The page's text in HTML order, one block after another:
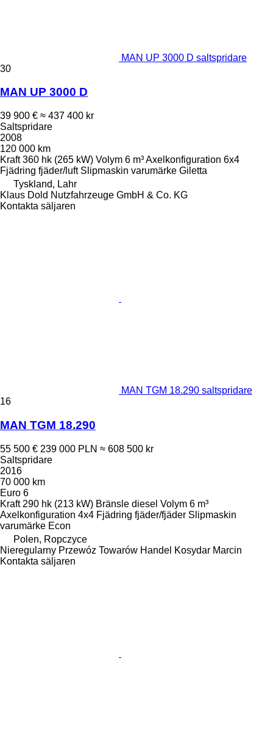
MAN UP 3000 D saltspridare
30
MAN UP 3000 D
39 900 € ≈ 437 400 kr
Saltspridare
2008
120 000 km
Kraft 360 hk (265 kW) Volym 6 m³Axelkonfiguration 6x4
Fjädring fjäder/luft Slipmaskin varumärke Giletta
Tyskland, Lahr
Klaus Dold Nutzfahrzeuge GmbH & Co. KG
Kontakta säljaren
MAN TGM 18.290 saltspridare
16
MAN TGM 18.290
55 500 € 239 000 PLN ≈ 608 500 kr
Saltspridare
2016
70 000 km
Euro 6
Kraft 290 hk (213 kW) Bränsle diesel Volym 6 m³
Axelkonfiguration 4x4 Fjädring fjäder/fjäder Slipmaskin
varumärke Econ
Polen, Ropczyce
Nieregularny Przewóz Towarów Handel Kosydar Marcin
Kontakta säljaren